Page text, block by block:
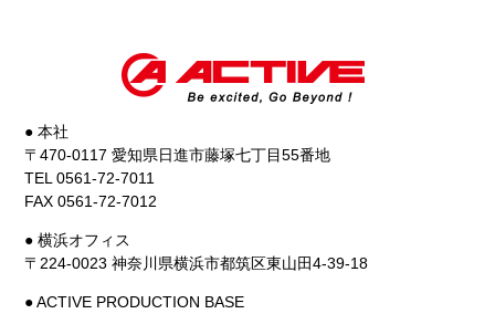
● 本社
〒470-0117 愛知県日進市藤塚七丁目55番地
TEL 0561-72-7011
FAX 0561-72-7012
● 横浜オフィス
〒224-0023 神奈川県横浜市都筑区東山田4-39-18
● ACTIVE PRODUCTION BASE